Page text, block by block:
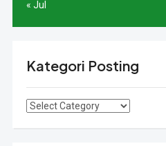
« Jul
Kategori Posting